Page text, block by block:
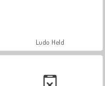
Ludo Held